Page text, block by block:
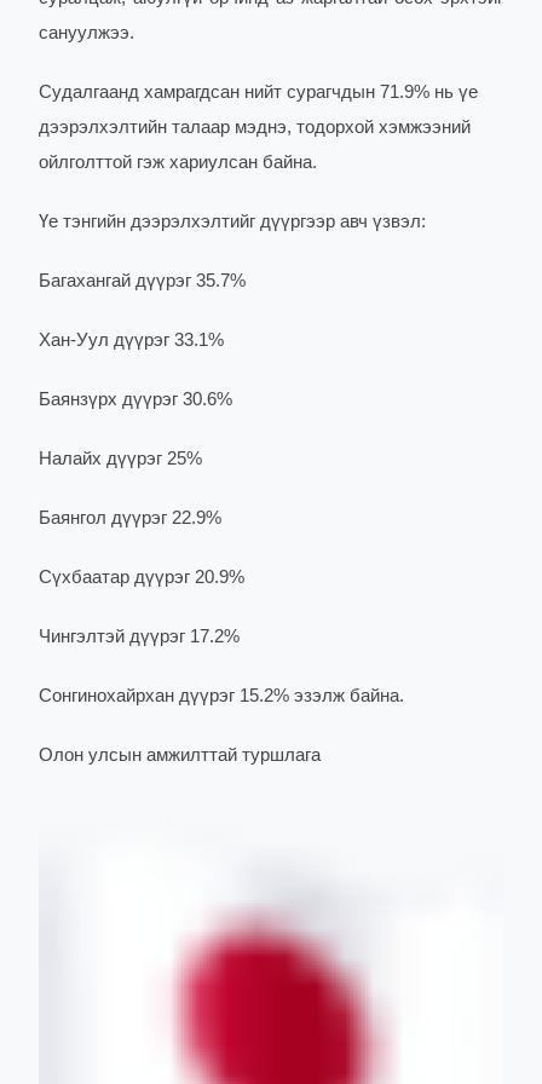
сануулжээ.
Судалгаанд хамрагдсан нийт сурагчдын 71.9% нь үе
дээрэлхэлтийн талаар мэднэ, тодорхой хэмжээний
ойлголттой гэж хариулсан байна.
Үе тэнгийн дээрэлхэлтийг дүүргээр авч үзвэл:
Багахангай дүүрэг 35.7%
Хан-Уул дүүрэг 33.1%
Баянзүрх дүүрэг 30.6%
Налайх дүүрэг 25%
Баянгол дүүрэг 22.9%
Сүхбаатар дүүрэг 20.9%
Чингэлтэй дүүрэг 17.2%
Сонгинохайрхан дүүрэг 15.2% эзэлж байна.
Олон улсын амжилттай туршлага